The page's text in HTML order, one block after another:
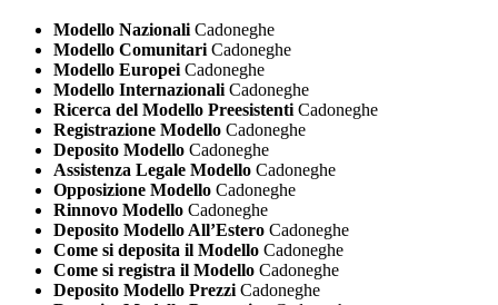
Modello Nazionali Cadoneghe
Modello Comunitari Cadoneghe
Modello Europei Cadoneghe
Modello Internazionali Cadoneghe
Ricerca del Modello Preesistenti Cadoneghe
Registrazione Modello Cadoneghe
Deposito Modello Cadoneghe
Assistenza Legale Modello Cadoneghe
Opposizione Modello Cadoneghe
Rinnovo Modello Cadoneghe
Deposito Modello All’Estero Cadoneghe
Come si deposita il Modello Cadoneghe
Come si registra il Modello Cadoneghe
Deposito Modello Prezzi Cadoneghe